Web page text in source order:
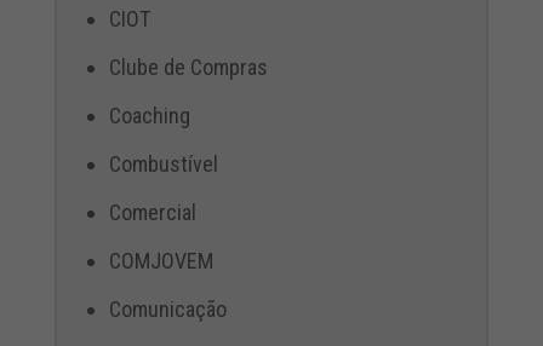
CIOT
Clube de Compras
Coaching
Combustível
Comercial
COMJOVEM
Comunicação